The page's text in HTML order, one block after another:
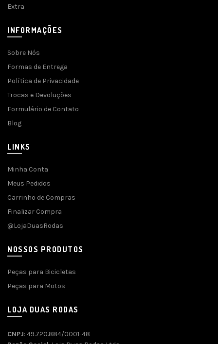
Extra
INFORMAÇÕES
Sobre Nós
Formas de Entrega
Política de Privacidade
Trocas e Devoluções
Formulário de Contato
Blog
LINKS
Minha Conta
Meus Pedidos
Carrinho de Compras
Finalizar Compra
@LojaDuasRodas
NOSSOS PRODUTOS
Peças para Bicicletas
Peças para Motos
LOJA DUAS RODAS
CNPJ: 49.720.884/0001-48